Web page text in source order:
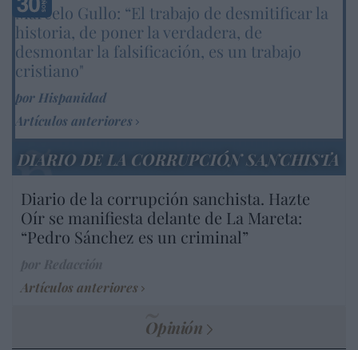
Marcelo Gullo: “El trabajo de desmitificar la
historia, de poner la verdadera, de
desmontar la falsificación, es un trabajo
cristiano"
por Hispanidad
Artículos anteriores
DIARIO DE LA CORRUPCIÓN SANCHISTA
Diario de la corrupción sanchista. Hazte
Oír se manifiesta delante de La Mareta:
“Pedro Sánchez es un criminal”
Artículos anteriores
Opinión